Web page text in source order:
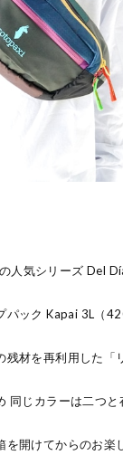
人気シリーズ Del
パック Kapai 3L（
残材を再利用した「
同じカラーは二つ
開けてからのお楽